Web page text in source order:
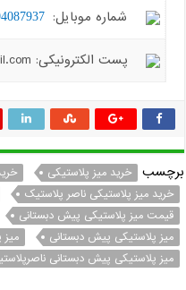
شماره موبایل:
پست الکترونیکی: hiradplast.co@gmail.com
برچسب خرید میز پلاستیکی
خرید میز پلاستیکی ناصر پلاستیک
قیمت میز پلاستیکی پیش دبستانی
میز پلاستیکی پیش دبستانی
میز پلاستیکی پیش دبستانی